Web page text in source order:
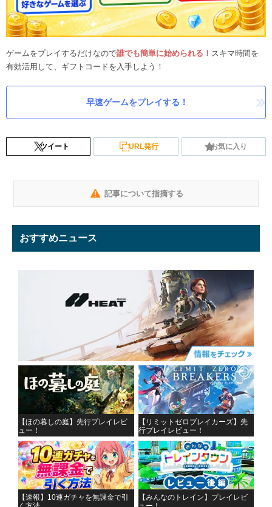
ゲームをプレイするだけなので誰でも簡単に始められる！ スキマ時間を
有効活用して、ギフトコードを入手しよう！
早速ゲームをプレイする！
ツイート URL発行 お気に入り
記事について指摘する
おすすめニュース
【ほの暮しの庭】先行プレイレビ
ュー！
【リミットゼロブレイカーズ】先
行プレイレビュー！
【速報】10連ガチャを無課金で引
【みんなのトレイン】プレイレビ